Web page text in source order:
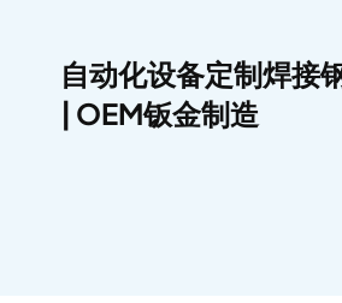
自动化设备定制焊接
| OEM钣金制造